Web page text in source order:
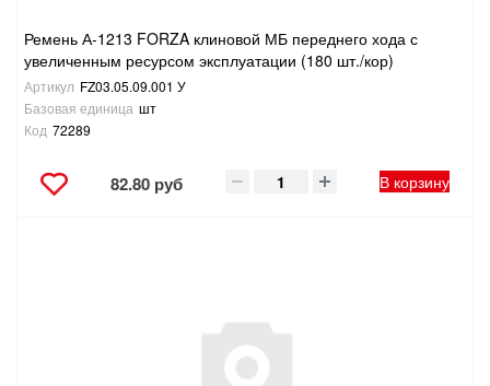
Ремень А-1213 FORZA клиновой МБ переднего хода с
увеличенным ресурсом эксплуатации (180 шт./кор)
Артикул FZ03.05.09.001 У
Базовая единица шт
Код 72289
82.80 руб В корзину